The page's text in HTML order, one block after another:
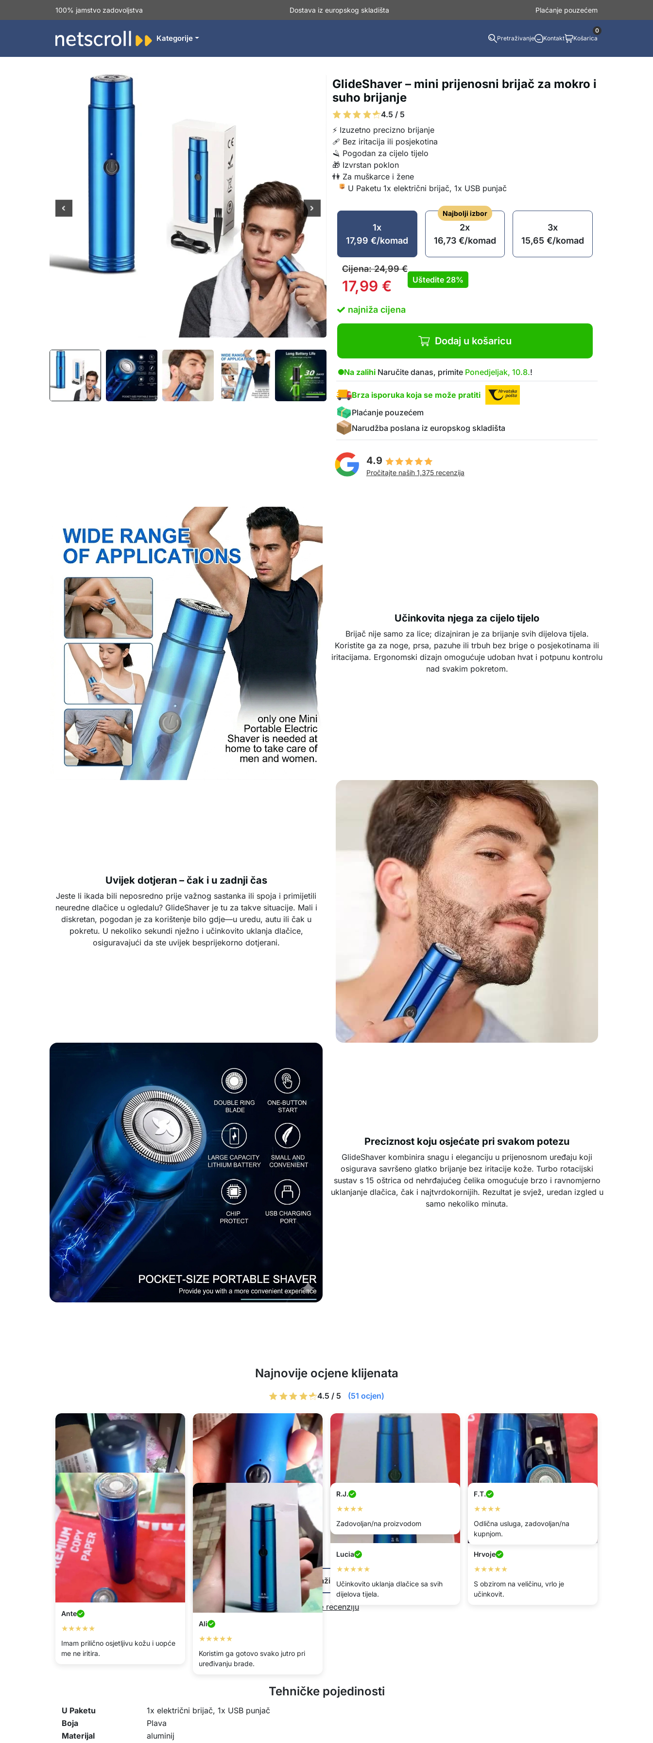
100% jamstvo zadovoljstva Dostava iz europskog skladišta Plaćanje pouzećem
Kategorije Pretraživanje Kontakt Košarica
0
GlideShaver – mini prijenosni brijač za mokro i
suho brijanje
4.5 / 5
⚡ Izuzetno precizno brijanje
🩹 Bez iritacija ili posjekotina
🪒 Pogodan za cijelo tijelo
🎁 Izvrstan poklon
👫 Za muškarce i žene
U Paketu 1x električni brijač, 1x USB punjač
1x
17,99€/komad
Najbolji izbor
2x
16,73 €/komad
3x
15,65€/komad
Cijena:24,99€
17,99 € Uštedite 28%
najniža cijena
Dodaj u košaricu
Na zalihi Naručite danas, primite Ponedjeljak, 10.8.!
Brza isporuka koja se može pratiti
Plaćanje pouzećem
Narudžba poslana iz europskog skladišta
4.9
Pročitajte naših 1,375 recenzija
Učinkovita njega za cijelo tijelo
Brijač nije samo za lice; dizajniran je za brijanje svih dijelova tijela.
Koristite ga za noge, prsa, pazuhe ili trbuh bez brige o posjekotinama ili
iritacijama. Ergonomski dizajn omogućuje udoban hvat i potpunu kontrolu
nad svakim pokretom.
Uvijek dotjeran – čak i u zadnji čas
Jeste li ikada bili neposredno prije važnog sastanka ili spoja i primijetili
neuredne dlačice u ogledalu? GlideShaver je tu za takve situacije. Mali i
diskretan, pogodan je za korištenje bilo gdje—u uredu, autu ili čak u
pokretu. U nekoliko sekundi nježno i učinkovito uklanja dlačice,
osiguravajući da ste uvijek besprijekorno dotjerani.
Preciznost koju osjećate pri svakom potezu
GlideShaver kombinira snagu i eleganciju u prijenosnom uređaju koji
osigurava savršeno glatko brijanje bez iritacije kože. Turbo rotacijski
sustav s 15 oštrica od nehrđajućeg čelika omogućuje brzo i ravnomjerno
uklanjanje dlačica, čak i najtvrdokornijih. Rezultat je svjež, uredan izgled u
samo nekoliko minuta.
Najnovije ocjene klijenata
4.5 / 5 (51 ocjen)
Edi
Brijanje je brzo i glatko, bez iritacija.
Roko
★★★★★
Držim ga u autu za dotjerivanje
brade ako je potrebno.
Lucia
★★★★★
Učinkovito uklanja dlačice sa svih
dijelova tijela.
Hrvoje
★★★★★
S obzirom na veličinu, vrlo je
učinkovit.
Ante
★★★★★
Imam prilično osjetljivu kožu i uopće
me ne iritira.
Ali
★★★★★
Koristim ga gotovo svako jutro pri
uređivanju brade.
R.J.
★★★★
Zadovoljan/na proizvodom
F.T.
★★★★
Odlična usluga, zadovoljan/na
kupnjom.
Prikaži više
Napišite recenziju
Tehničke pojedinosti
U Paketu
1x električni brijač, 1x USB punjač
Boja
Plava
Materijal
aluminij